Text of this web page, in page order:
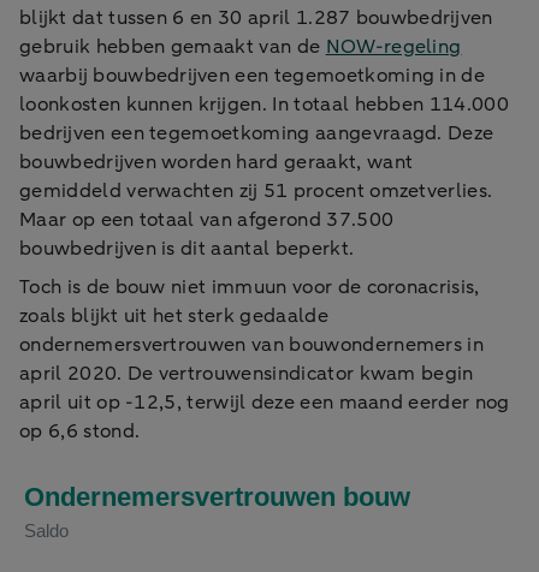
blijkt dat tussen 6 en 30 april 1.287 bouwbedrijven
gebruik hebben gemaakt van de NOW-regeling
waarbij bouwbedrijven een tegemoetkoming in de
loonkosten kunnen krijgen. In totaal hebben 114.000
bedrijven een tegemoetkoming aangevraagd. Deze
bouwbedrijven worden hard geraakt, want
gemiddeld verwachten zij 51 procent omzetverlies.
Maar op een totaal van afgerond 37.500
bouwbedrijven is dit aantal beperkt.
Toch is de bouw niet immuun voor de coronacrisis,
zoals blijkt uit het sterk gedaalde
ondernemersvertrouwen van bouwondernemers in
april 2020. De vertrouwensindicator kwam begin
april uit op -12,5, terwijl deze een maand eerder nog
op 6,6 stond.